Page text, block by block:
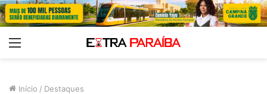
Início / Destaques